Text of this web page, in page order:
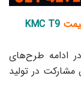
KMC T9
ادامه طرح‌های
در تولید